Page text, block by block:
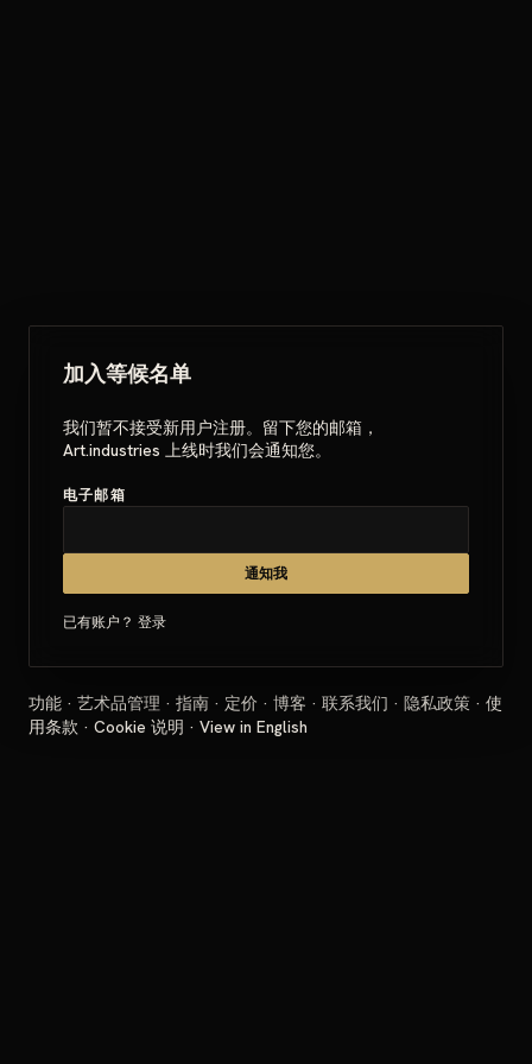
加入等候名单
我们暂不接受新用户注册。留下您的邮箱，
Art.industries 上线时我们会通知您。
电子邮箱
通知我
已有账户？ 登录
功能 · 艺术品管理 · 指南 · 定价 · 博客 · 联系我们 · 隐私政策 · 使
用条款 · Cookie 说明 · View in English